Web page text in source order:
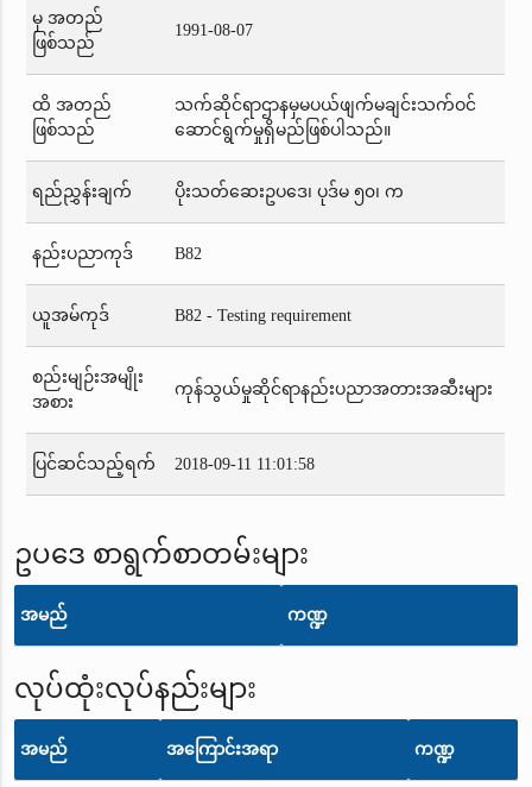
မှ အတည်
ဖြစ်သည်
1991-08-07
ထိ အတည်
ဖြစ်သည်
သက်ဆိုင်ရာဌာနမှမပယ်ဖျက်မချင်းသက်ဝင်
ဆောင်ရွက်မှုရှိမည်ဖြစ်ပါသည်။
ရည်ညွှန်းချက် ပိုးသတ်ဆေးဥပဒေ၊ ပုဒ်မ ၅၀၊ က
နည်းပညာကုဒ် B82
ယူအမ်ကုဒ် B82 - Testing requirement
စည်းမျဉ်းအမျိုး
အစား
ကုန်သွယ်မှုဆိုင်ရာနည်းပညာအတားအဆီးများ
ပြင်ဆင်သည့်ရက် 2018-09-11 11:01:58
ဥပဒေ စာရွက်စာတမ်းများ
အမည် ကဏ္ဍ
လုပ်ထုံးလုပ်နည်းများ
အမည် အကြောင်းအရာ ကဏ္ဍ